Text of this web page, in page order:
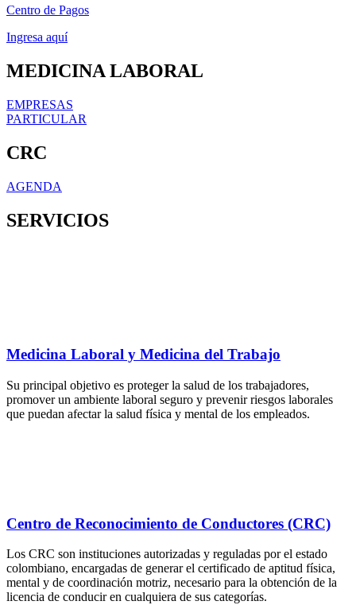
Centro de Pagos
Ingresa aquí
MEDICINA LABORAL
EMPRESAS
PARTICULAR
CRC
AGENDA
SERVICIOS
Medicina Laboral y Medicina del Trabajo
Su principal objetivo es proteger la salud de los trabajadores,
promover un ambiente laboral seguro y prevenir riesgos laborales
que puedan afectar la salud física y mental de los empleados.
Centro de Reconocimiento de Conductores (CRC)
Los CRC son instituciones autorizadas y reguladas por el estado
colombiano, encargadas de generar el certificado de aptitud física,
mental y de coordinación motriz, necesario para la obtención de la
licencia de conducir en cualquiera de sus categorías.